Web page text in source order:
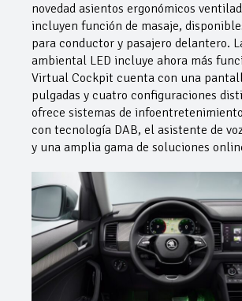
novedad asientos ergonómicos
incluyen función de masaje,
para conductor y pasajero delantero.
ambiental LED incluye ahora más
Virtual Cockpit cuenta con una
pulgadas y cuatro configuraciones
ofrece sistemas de
con tecnología DAB, el asistente de
y una amplia gama de soluciones